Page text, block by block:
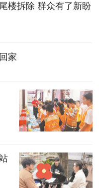
楼拆除 群众有了新盼
家